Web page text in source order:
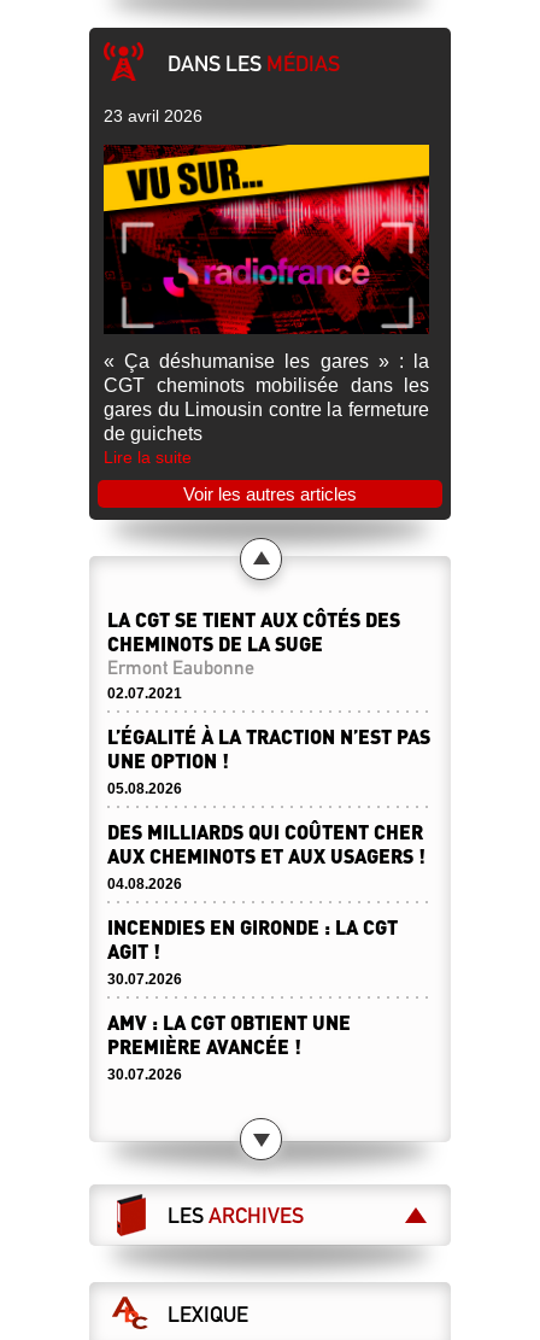
DANS LES MÉDIAS
23 avril 2026
« Ça déshumanise les gares » : la
CGT cheminots mobilisée dans les
gares du Limousin contre la fermeture
de guichets
Lire la suite
Voir les autres articles
LA CGT SE TIENT AUX CÔTÉS DES
CHEMINOTS DE LA SUGE
Ermont Eaubonne
02.07.2021
L’ÉGALITÉ À LA TRACTION N’EST PAS
UNE OPTION !
05.08.2026
DES MILLIARDS QUI COÛTENT CHER
AUX CHEMINOTS ET AUX USAGERS !
04.08.2026
INCENDIES EN GIRONDE : LA CGT
AGIT !
30.07.2026
AMV : LA CGT OBTIENT UNE
PREMIÈRE AVANCÉE !
30.07.2026
DESTINATION SERVICE PUBLIC !
23.07.2026
CANICULE : ATTENTION À NE PAS
BARSSER DE L’AIR CHAUD !
23.07.2026
ET MAINTENANT ?
21.07.2026
LESARCHIVES
LEXIQUE